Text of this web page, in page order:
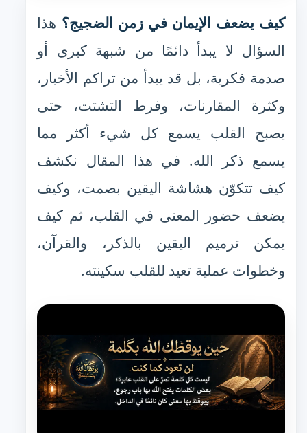
كيف يضعف الإيمان في زمن الضجيج؟ هذا
السؤال لا يبدأ دائمًا من شبهة كبرى أو
صدمة فكرية، بل قد يبدأ من تراكم الأخبار،
وكثرة المقارنات، وفرط التشتت، حتى
يصبح القلب يسمع كل شيء أكثر مما
يسمع ذكر الله. في هذا المقال نكشف
كيف تتكوّن هشاشة اليقين بصمت، وكيف
يضعف حضور المعنى في القلب، ثم كيف
يمكن ترميم اليقين بالذكر، والقرآن،
وخطوات عملية تعيد للقلب سكينته.